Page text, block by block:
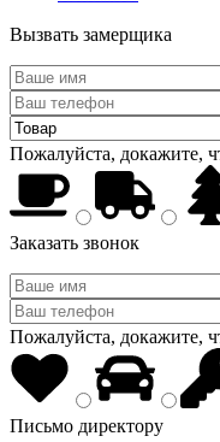
Вызвать замерщика
Пожалуйста, докажите,
Заказать звонок
Пожалуйста, докажите,
Письмо директору